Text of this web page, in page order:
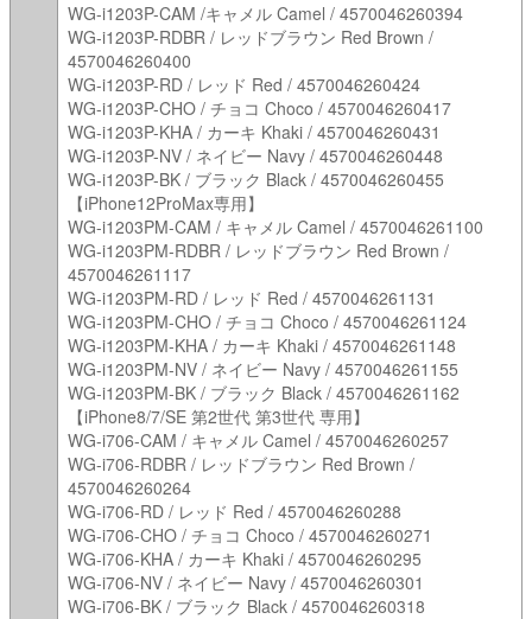
WG-i1203P-CAM /キャメル Camel / 4570046260394
WG-i1203P-RDBR / レッドブラウン Red Brown /
4570046260400
WG-i1203P-RD / レッド Red / 4570046260424
WG-i1203P-CHO / チョコ Choco / 4570046260417
WG-i1203P-KHA / カーキ Khaki / 4570046260431
WG-i1203P-NV / ネイビー Navy / 4570046260448
WG-i1203P-BK / ブラック Black / 4570046260455
【iPhone12ProMax専用】
WG-i1203PM-CAM / キャメル Camel / 4570046261100
WG-i1203PM-RDBR / レッドブラウン Red Brown /
4570046261117
WG-i1203PM-RD / レッド Red / 4570046261131
WG-i1203PM-CHO / チョコ Choco / 4570046261124
WG-i1203PM-KHA / カーキ Khaki / 4570046261148
WG-i1203PM-NV / ネイビー Navy / 4570046261155
WG-i1203PM-BK / ブラック Black / 4570046261162
【iPhone8/7/SE 第2世代 第3世代 専用】
WG-i706-CAM / キャメル Camel / 4570046260257
WG-i706-RDBR / レッドブラウン Red Brown /
4570046260264
WG-i706-RD / レッド Red / 4570046260288
WG-i706-CHO / チョコ Choco / 4570046260271
WG-i706-KHA / カーキ Khaki / 4570046260295
WG-i706-NV / ネイビー Navy / 4570046260301
WG-i706-BK / ブラック Black / 4570046260318